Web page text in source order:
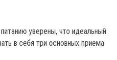
уверены, что идеальный
в себя три основных приема